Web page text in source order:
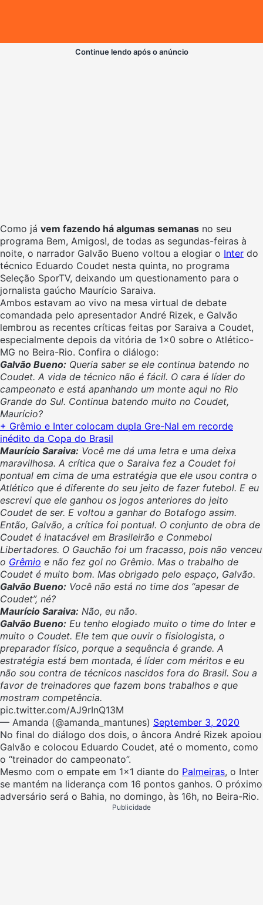
Continue lendo após o anúncio
Como já vem fazendo há algumas semanas no seu
programa Bem, Amigos!, de todas as segundas-feiras à
noite, o narrador Galvão Bueno voltou a elogiar o Inter do
técnico Eduardo Coudet nesta quinta, no programa
Seleção SporTV, deixando um questionamento para o
jornalista gaúcho Maurício Saraiva.
Ambos estavam ao vivo na mesa virtual de debate
comandada pelo apresentador André Rizek, e Galvão
lembrou as recentes críticas feitas por Saraiva a Coudet,
especialmente depois da vitória de 1×0 sobre o Atlético-
MG no Beira-Rio. Confira o diálogo:
Galvão Bueno: Queria saber se ele continua batendo no
Coudet. A vida de técnico não é fácil. O cara é líder do
campeonato e está apanhando um monte aqui no Rio
Grande do Sul. Continua batendo muito no Coudet,
Maurício?
+ Grêmio e Inter colocam dupla Gre-Nal em recorde
inédito da Copa do Brasil
Maurício Saraiva: Você me dá uma letra e uma deixa
maravilhosa. A crítica que o Saraiva fez a Coudet foi
pontual em cima de uma estratégia que ele usou contra o
Atlético que é diferente do seu jeito de fazer futebol. E eu
escrevi que ele ganhou os jogos anteriores do jeito
Coudet de ser. E voltou a ganhar do Botafogo assim.
Então, Galvão, a crítica foi pontual. O conjunto de obra de
Coudet é inatacável em Brasileirão e Conmebol
Libertadores. O Gauchão foi um fracasso, pois não venceu
o Grêmio e não fez gol no Grêmio. Mas o trabalho de
Coudet é muito bom. Mas obrigado pelo espaço, Galvão.
Galvão Bueno: Você não está no time dos “apesar de
Coudet”, né?
Maurício Saraiva: Não, eu não.
Galvão Bueno: Eu tenho elogiado muito o time do Inter e
muito o Coudet. Ele tem que ouvir o fisiologista, o
preparador físico, porque a sequência é grande. A
estratégia está bem montada, é líder com méritos e eu
não sou contra de técnicos nascidos fora do Brasil. Sou a
favor de treinadores que fazem bons trabalhos e que
mostram competência.
pic.twitter.com/AJ9rInQ13M
— Amanda (@amanda_mantunes) September 3, 2020
No final do diálogo dos dois, o âncora André Rizek apoiou
Galvão e colocou Eduardo Coudet, até o momento, como
o “treinador do campeonato”.
Mesmo com o empate em 1×1 diante do Palmeiras, o Inter
se mantém na liderança com 16 pontos ganhos. O próximo
adversário será o Bahia, no domingo, às 16h, no Beira-Rio.
Publicidade